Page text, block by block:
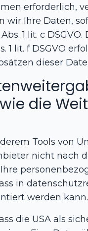
erforderlich,
wir Ihre Daten,
1 lit. c
1 lit. f DSGVO
dieser
die
Tools von
nicht nach
in
werden kann.
die USA als